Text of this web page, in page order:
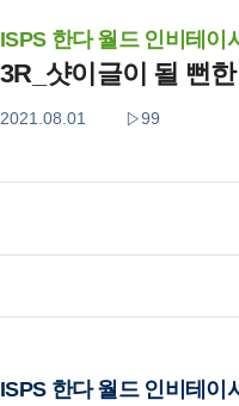
ISPS 한다 월드 인비테이
3R_샷이글이 될 뻔
2021.08.01 99
ISPS 한다 월드 인비테이